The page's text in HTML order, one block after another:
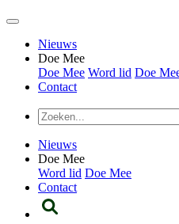
Nieuws
Doe Mee
Doe Mee Word lid Doe
Contact
Nieuws
Doe Mee
Word lid Doe Mee
Contact